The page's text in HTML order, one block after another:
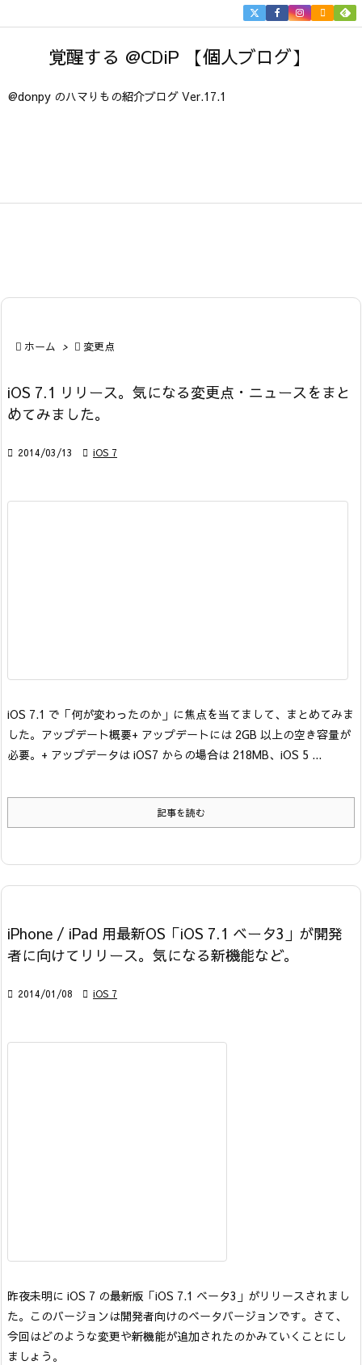
覚醒する @CDiP 【個人ブログ】
@donpy のハマりもの紹介ブログ Ver.17.1


 ホーム >  変更点
iOS 7.1 リリース。気になる変更点・ニュースをまと
めてみました。
 2014/03/13  iOS 7
iOS 7.1 で「何が変わったのか」に焦点を当てまして、まとめてみま
した。 アップデート概要+ アップデートには 2GB 以上の空き容量が
必要。 + アップデータは iOS7 からの場合は 218MB、iOS 5 ...
記事を読む
iPhone / iPad 用最新OS「iOS 7.1 ベータ3」が開発
者に向けてリリース。気になる新機能など。
 2014/01/08  iOS 7
昨夜未明に iOS 7 の最新版「iOS 7.1 ベータ3」がリリースされまし
た。 このバージョンは開発者向けのベータバージョンです。さて、
今回はどのような変更や新機能が追加されたのかみていくことにし
ましょう。